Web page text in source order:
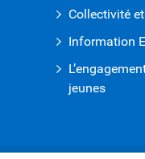
Collectivité
Information
jeunes